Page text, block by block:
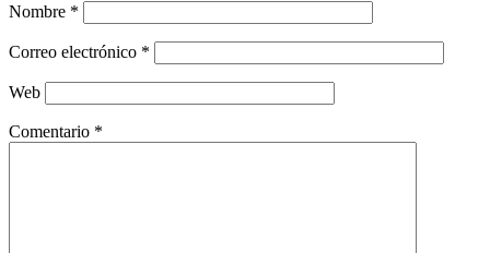
Nombre *
Correo electrónico *
Web
Comentario *